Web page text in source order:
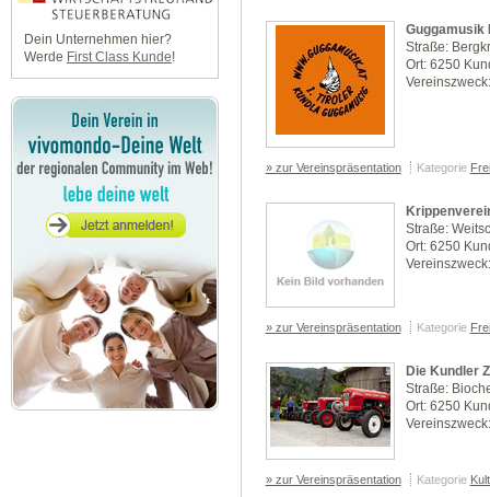
Dein Unternehmen hier?
Werde First Class Kunde!
Guggamusik
Straße:
Ort: 6250
» zur Vereinspräsentation Kategorie
Straße:
Ort: 6250
» zur Vereinspräsentation Kategorie
Die Kundler
Straße:
Ort: 6250
» zur Vereinspräsentation Kategorie